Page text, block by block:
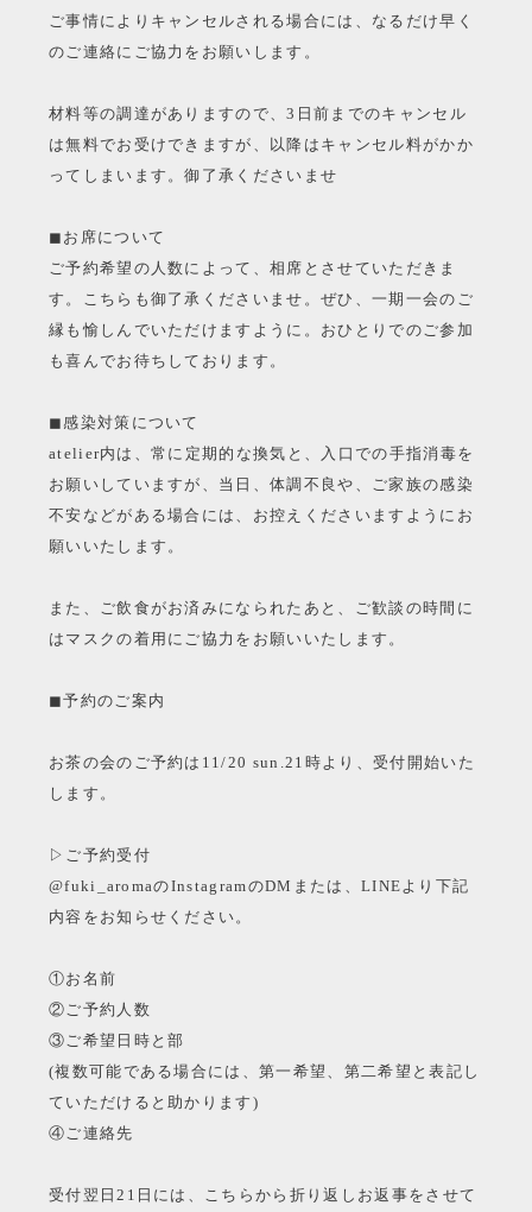
ご事情によりキャンセルされる場合には、なるだけ早く
のご連絡にご協力をお願いします。
材料等の調達がありますので、3日前までのキャンセル
は無料でお受けできますが、以降はキャンセル料がかか
ってしまいます。御了承くださいませ
◼︎お席について
ご予約希望の人数によって、相席とさせていただきま
す。こちらも御了承くださいませ。ぜひ、一期一会のご
縁も愉しんでいただけますように。おひとりでのご参加
も喜んでお待ちしております。
◼︎感染対策について
atelier内は、常に定期的な換気と、入口での手指消毒を
お願いしていますが、当日、体調不良や、ご家族の感染
不安などがある場合には、お控えくださいますようにお
願いいたします。
また、ご飲食がお済みになられたあと、ご歓談の時間に
はマスクの着用にご協力をお願いいたします。
◼︎予約のご案内
お茶の会のご予約は11/20 sun.21時より、受付開始いた
します。
▷ご予約受付
@fuki_aromaのInstagramのDMまたは、LINEより下記
内容をお知らせください。
①お名前
②ご予約人数
③ご希望日時と部
(複数可能である場合には、第一希望、第二希望と表記し
ていただけると助かります)
④ご連絡先
受付翌日21日には、こちらから折り返しお返事をさせて